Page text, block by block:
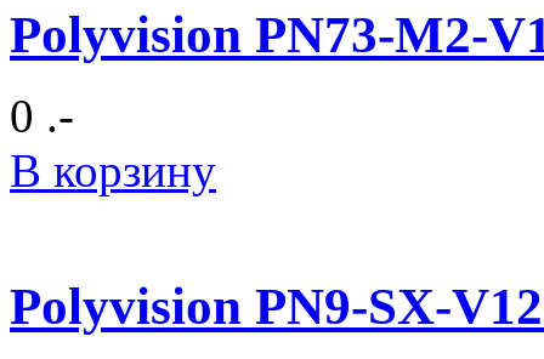
Polyvision PN73-M2-
0 .-
В корзину
Polyvision PN9-SX-